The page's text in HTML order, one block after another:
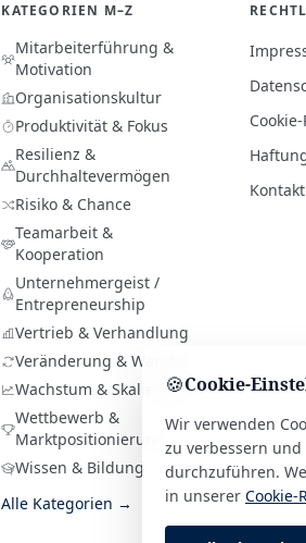
KATEGORIEN M–Z
Mitarbeiterführung &
Motivation
Organisationskultur
Produktivität & Fokus
Resilienz &
Durchhaltevermögen
Risiko & Chance
Teamarbeit &
Kooperation
Unternehmergeist /
Entrepreneurship
Vertrieb & Verhandlung
Veränderung & Wandel
Wachstum & Skalierung
Wettbewerb &
Marktpositionierung
Wissen & Bildung
Alle Kategorien →
Kontakt
🍪Cookie-
Wir verwenden
zu verbessern
durchzuführen.
in unserer Cookie-